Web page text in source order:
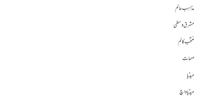
مذاہب عالم
مشرق وسطی
منتخب کالم
مہمات
میڈیا
میڈیا واچ